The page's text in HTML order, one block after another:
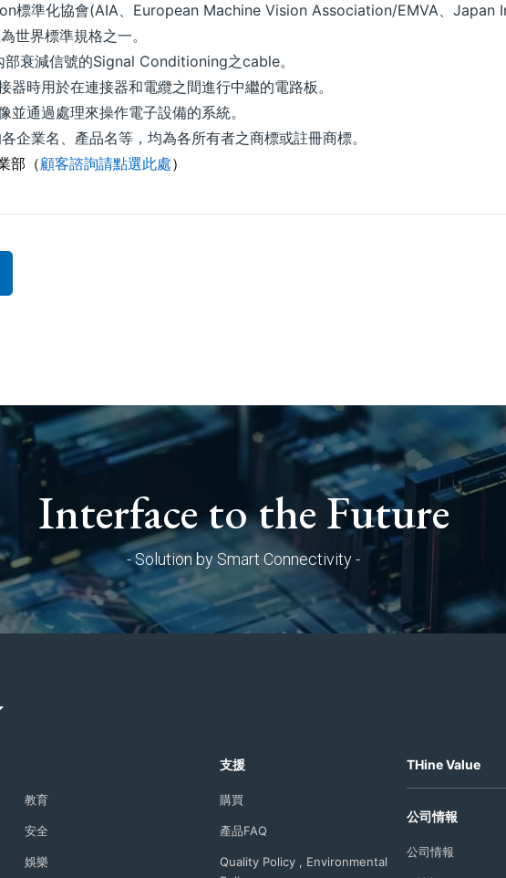
標準化協會(AIA、European Machine Vision Association/EMVA、Japan
世界標準規格之一。
衰減信號的Signal Conditioning之cable。
器時用於在連接器和電纜之間進行中繼的電路板。
並通過處理來操作電子設備的系統。
企業名、產品名等，均為各所有者之商標或註冊商標。
部 （顧客諮詢請點選此處）
Interface to the Future
- Solution by Smart Connectivity -
教育
安全
娛樂
支援
購買
產品FAQ
Quality Policy , Environmental
THine Value
公司情報
公司情報